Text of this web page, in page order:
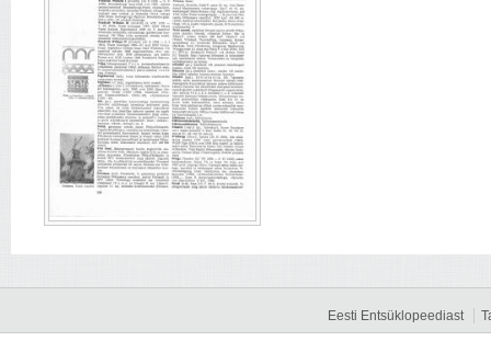
Eesti Entsüklopeediast